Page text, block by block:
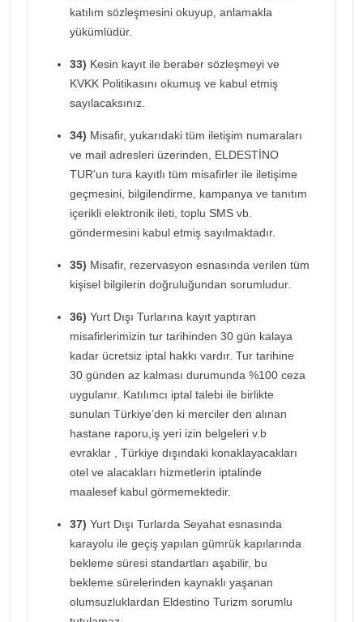
katılım sözleşmesini okuyup, anlamakla
yükümlüdür.
33) Kesin kayıt ile beraber sözleşmeyi ve
KVKK Politikasını okumuş ve kabul etmiş
sayılacaksınız.
34) Misafir, yukarıdaki tüm iletişim numaraları
ve mail adresleri üzerinden, ELDESTİNO
TUR'un tura kayıtlı tüm misafirler ile iletişime
geçmesini, bilgilendirme, kampanya ve tanıtım
içerikli elektronik ileti, toplu SMS vb.
göndermesini kabul etmiş sayılmaktadır.
35) Misafir, rezervasyon esnasında verilen tüm
kişisel bilgilerin doğruluğundan sorumludur.
36) Yurt Dışı Turlarına kayıt yaptıran
misafirlerimizin tur tarihinden 30 gün kalaya
kadar ücretsiz iptal hakkı vardır. Tur tarihine
30 günden az kalması durumunda %100 ceza
uygulanır. Katılımcı iptal talebi ile birlikte
sunulan Türkiye’den ki merciler den alınan
hastane raporu,iş yeri izin belgeleri v.b
evraklar , Türkiye dışındaki konaklayacakları
otel ve alacakları hizmetlerin iptalinde
maalesef kabul görmemektedir.
37) Yurt Dışı Turlarda Seyahat esnasında
karayolu ile geçiş yapılan gümrük kapılarında
bekleme süresi standartları aşabilir, bu
bekleme sürelerinden kaynaklı yaşanan
olumsuzluklardan Eldestino Turizm sorumlu